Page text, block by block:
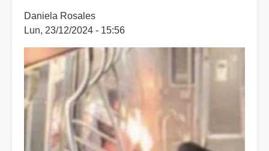
Daniela Rosales
Lun, 23/12/2024 - 15:56